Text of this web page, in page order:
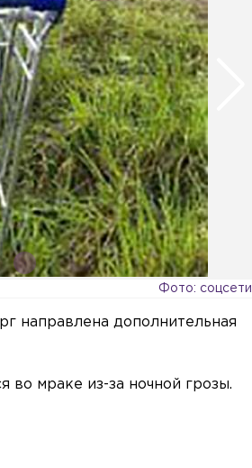
Фото: соцсети
направлена дополнительная
во мраке из-за ночной грозы.